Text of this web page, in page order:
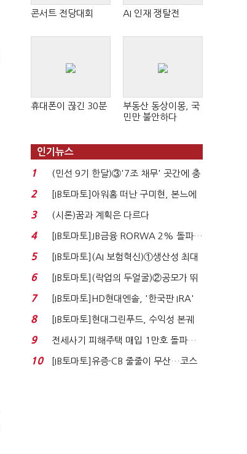
콘서트 전당대회 AI 인재 쟁탈전
휴대폰이 끊긴 30분
부동산 동상이몽, 국
민만 불안하다
인기뉴스
1
(민선 9기 한달)③'7조 채무' 곳간에 충
격…추미애, 20년...
2
[IB토마토]아워홈 떠난 구미현, 본느에
340억 베팅…가...
3 (시론)꿈과 계획은 다르다
4
[IB토마토]JB금융 RORWA 2% 돌파…
실적 견인은 은행 ...
5
[IB토마토](AI 보험혁신)①생산성 최대
80% 개선…현실...
6
[IB토마토](락업의 두얼굴)②공모가 뛰
자 첫날 매도…FI ...
7
[IB토마토]HD현대엔솔, '한국판 IRA'
수혜 부상…세액공...
8
[IB토마토]현대그린푸드, 수익성 본궤
도…실적 개선에 ...
9
전세사기 피해주택 매입 1만호 돌파…
누적 피해자 4만2...
10
[IB토마토]유증·CB 줄줄이 무산…코스